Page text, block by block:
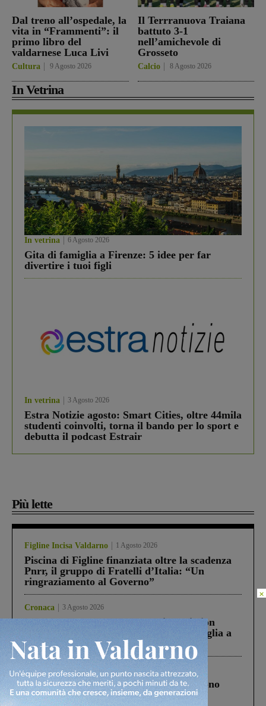
Dal treno all’ospedale, la
vita in “Frammenti”: il
primo libro del
valdarnese Luca Livi
Cultura 9 Agosto 2026
Il Terrranuova Traiana
battuto 3-1
nell’amichevole di
Grosseto
Calcio 8 Agosto 2026
In Vetrina
In vetrina 6 Agosto 2026
Gita di famiglia a Firenze: 5 idee per far
divertire i tuoi figli
In vetrina 3 Agosto 2026
Estra Notizie agosto: Smart Cities, oltre 44mila
studenti coinvolti, torna il bando per lo sport e
debutta il podcast Estrair
Più lette
Figline Incisa Valdarno 1 Agosto 2026
Piscina di Figline finanziata oltre la scadenza
Pnrr, il gruppo di Fratelli d’Italia: “Un
ringraziamento al Governo”
Cronaca 3 Agosto 2026
Scomparso da una struttura di Castiglion
Fiorentino l’uomo che aveva ucciso la figlia a
Levane nel 2020
Cronaca 4 Agosto 2026
Un anno fa la strage in A1 in cui morirono
Gianni, Giulia e Franco. Lo schianto, il
×